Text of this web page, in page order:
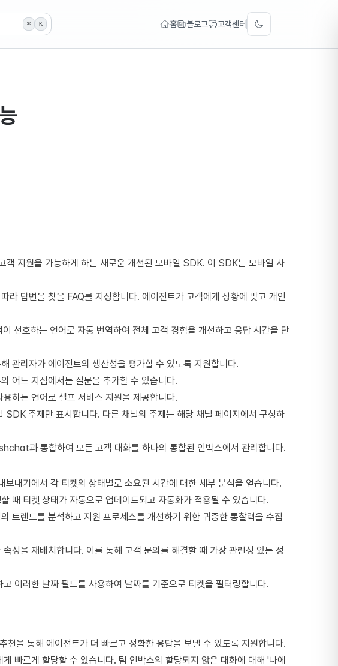
⌘ K 홈 블로그 고객센터
Toggle theme
지원을 가능하게 하는 새로운 개선된 모바일 SDK. 이 SDK는 모바일 사
답변을 찾을 FAQ를 지정합니다. 에이전트가 고객에게 상황에 맞고 개인
호하는 언어로 자동 번역하여 전체 고객 경험을 개선하고 응답 시간을 단
리자가 에이전트의 생산성을 평가할 수 있도록 지원합니다.
어느 지점에서든 질문을 추가할 수 있습니다.
하는 언어로 셀프 서비스 지원을 제공합니다.
주제만 표시합니다. 다른 채널의 주제는 해당 채널 페이지에서 구성하
과 통합하여 모든 고객 대화를 하나의 통합된 인박스에서 관리합니다.
내기에서 각 티켓의 상태별로 소요된 시간에 대한 세부 분석을 얻습니다.
때 티켓 상태가 자동으로 업데이트되고 자동화가 적용될 수 있습니다.
렌드를 분석하고 지원 프로세스를 개선하기 위한 귀중한 통찰력을 수집
성을 재배치합니다. 이를 통해 고객 문의를 해결할 때 가장 관련성 있는 정
이러한 날짜 필드를 사용하여 날짜를 기준으로 티켓을 필터링합니다.
을 통해 에이전트가 더 빠르고 정확한 응답을 보낼 수 있도록 지원합니다.
빠르게 할당할 수 있습니다. 팀 인박스의 할당되지 않은 대화에 대해 '나에